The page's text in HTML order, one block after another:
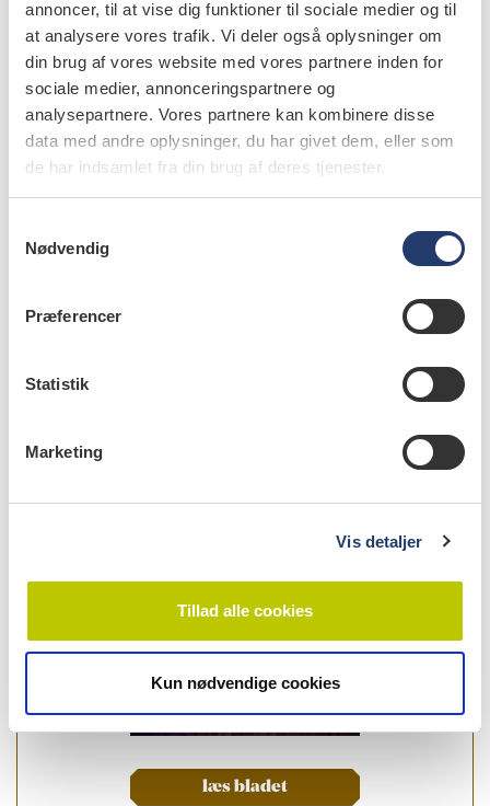
annoncer, til at vise dig funktioner til sociale medier og til
at analysere vores trafik. Vi deler også oplysninger om
din brug af vores website med vores partnere inden for
sociale medier, annonceringspartnere og
analysepartnere. Vores partnere kan kombinere disse
data med andre oplysninger, du har givet dem, eller som
de har indsamlet fra din brug af deres tjenester.
Nødvendig
Præferencer
Statistik
Marketing
Vis detaljer
Tillad alle cookies
Kun nødvendige cookies
utilsigtede hændelser og videreformidle denne
læring til gavn for andre tand læger.
I samarbejde med regionernes risikomanagere deler
vi på denne plads patienttilfælde, som er
omskrevet, men baseret på lignende
indrapporteringer.
læs bladet